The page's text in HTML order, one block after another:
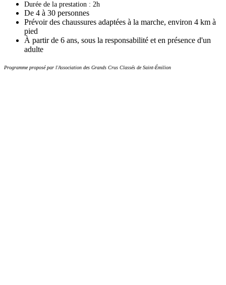
Durée de la prestation : 2h
De 4 à 30 personnes
Prévoir des chaussures adaptées à la marche, environ 4 km à
pied
À partir de 6 ans, sous la responsabilité et en présence d'un
adulte
Programme proposé par l'Association des Grands Crus Classés de Saint-Émilion